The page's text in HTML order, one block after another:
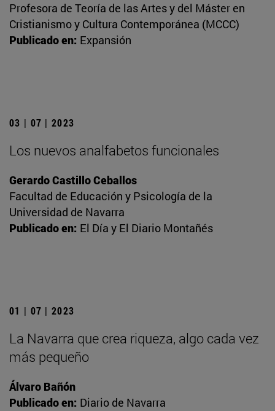
Profesora de Teoría de las Artes y del Máster en
Cristianismo y Cultura Contemporánea (MCCC)
Publicado en: Expansión
03 | 07 | 2023
Los nuevos analfabetos funcionales
Gerardo Castillo Ceballos
Facultad de Educación y Psicología de la
Universidad de Navarra
Publicado en: El Día y El Diario Montañés
01 | 07 | 2023
La Navarra que crea riqueza, algo cada vez
más pequeño
Álvaro Bañón
Publicado en: Diario de Navarra